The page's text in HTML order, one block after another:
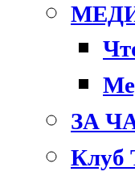
ЗА
Клуб